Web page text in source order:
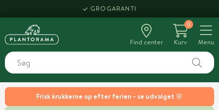
Frisk krukkerne op efter ferien - se udvalget 🌸
HENT SAMME DAG
Find center
0
Kurv
Menu